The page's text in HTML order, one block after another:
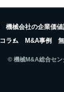
機械会社の企業価
コラム
M&A事例
©機械M&A総合セン